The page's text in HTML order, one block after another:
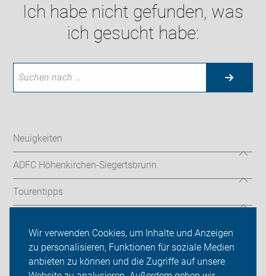
Wir verwenden Cookies, um Inhalte und Anzeigen
zu personalisieren, Funktionen für soziale Medien
anbieten zu können und die Zugriffe auf unsere
Ich habe nicht gefunden, was
ich gesucht habe:
Neuigkeiten
ADFC Höhenkirchen-Siegertsbrunn
Tourentipps
Presse
Login